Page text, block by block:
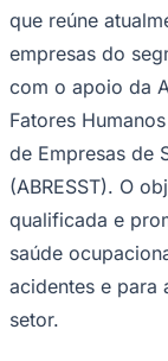
que reúne
empresas do
com o apoio da
Fatores
de Empresas de
(ABRESST). O
qualificada e
saúde
acidentes e para
setor.